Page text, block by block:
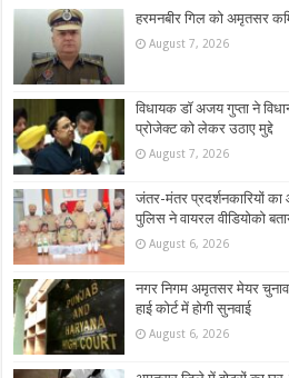
हरमनबीर गिल को अमृतसर
August 7, 2026
विधायक डॉ अजय गुप्ता ने
प्रोजेक्ट को लेकर उठाए मुद्दे
August 7, 2026
जंतर-मंतर प्रदर्शनकारियों
पुलिस ने वायरल वीडियोको
August 6, 2026
नगर निगम अमृतसर मेयर
हाई कोर्ट में होगी सुनवाई
August 6, 2026